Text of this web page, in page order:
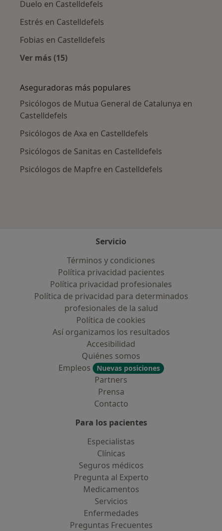
Duelo en Castelldefels
Estrés en Castelldefels
Fobias en Castelldefels
Ver más (15)
Aseguradoras más populares
Psicólogos de Mutua General de Catalunya en
Castelldefels
Psicólogos de Axa en Castelldefels
Psicólogos de Sanitas en Castelldefels
Psicólogos de Mapfre en Castelldefels
Servicio
Términos y condiciones
Política privacidad pacientes
Política privacidad profesionales
Política de privacidad para determinados
profesionales de la salud
Política de cookies
Así organizamos los resultados
Accesibilidad
Quiénes somos
Empleos
Nuevas posiciones
Partners
Prensa
Contacto
Para los pacientes
Especialistas
Clínicas
Seguros médicos
Pregunta al Experto
Medicamentos
Servicios
Enfermedades
Preguntas Frecuentes